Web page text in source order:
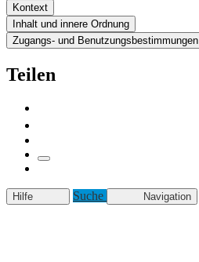
Kontext
Inhalt und innere Ordnung
Zugangs- und Benutzungsbestimmungen
Teilen
Hilfe Suche Navigation